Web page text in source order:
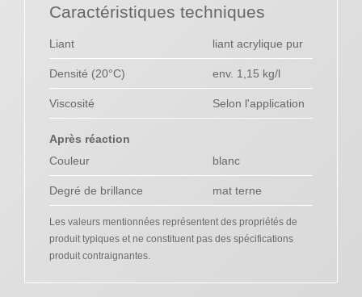
Caractéristiques techniques
Liant liant acrylique pur
Densité (20°C) env. 1,15 kg/l
Viscosité Selon l'application
Après réaction
Couleur
blanc
Degré de brillance mat terne
Les valeurs mentionnées représentent des propriétés de
produit typiques et ne constituent pas des spécifications
produit contraignantes.